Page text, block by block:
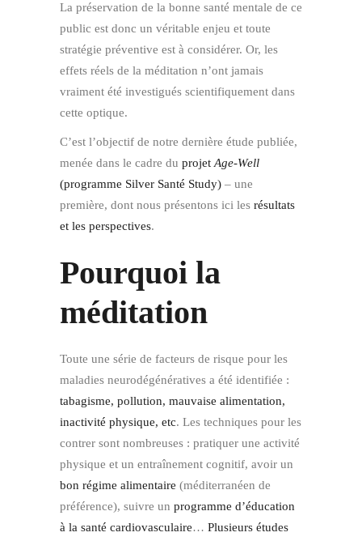
La préservation de la bonne santé mentale de ce
public est donc un véritable enjeu et toute
stratégie préventive est à considérer. Or, les
effets réels de la méditation n’ont jamais
vraiment été investigués scientifiquement dans
cette optique.
C’est l’objectif de notre dernière étude publiée,
menée dans le cadre du projetAge-Well
(programme Silver Santé Study) – une
première, dont nous présentons ici les résultats
et les perspectives.
Pourquoi la
méditation
Toute une série de facteurs de risque pour les
maladies neurodégénératives a été identifiée :
tabagisme, pollution, mauvaise alimentation,
inactivité physique, etc. Les techniques pour les
contrer sont nombreuses : pratiquer une activité
physique et un entraînement cognitif, avoir un
bon régime alimentaire (méditerranéen de
préférence), suivre un programme d’éducation
à la santé cardiovasculaire… Plusieurs études